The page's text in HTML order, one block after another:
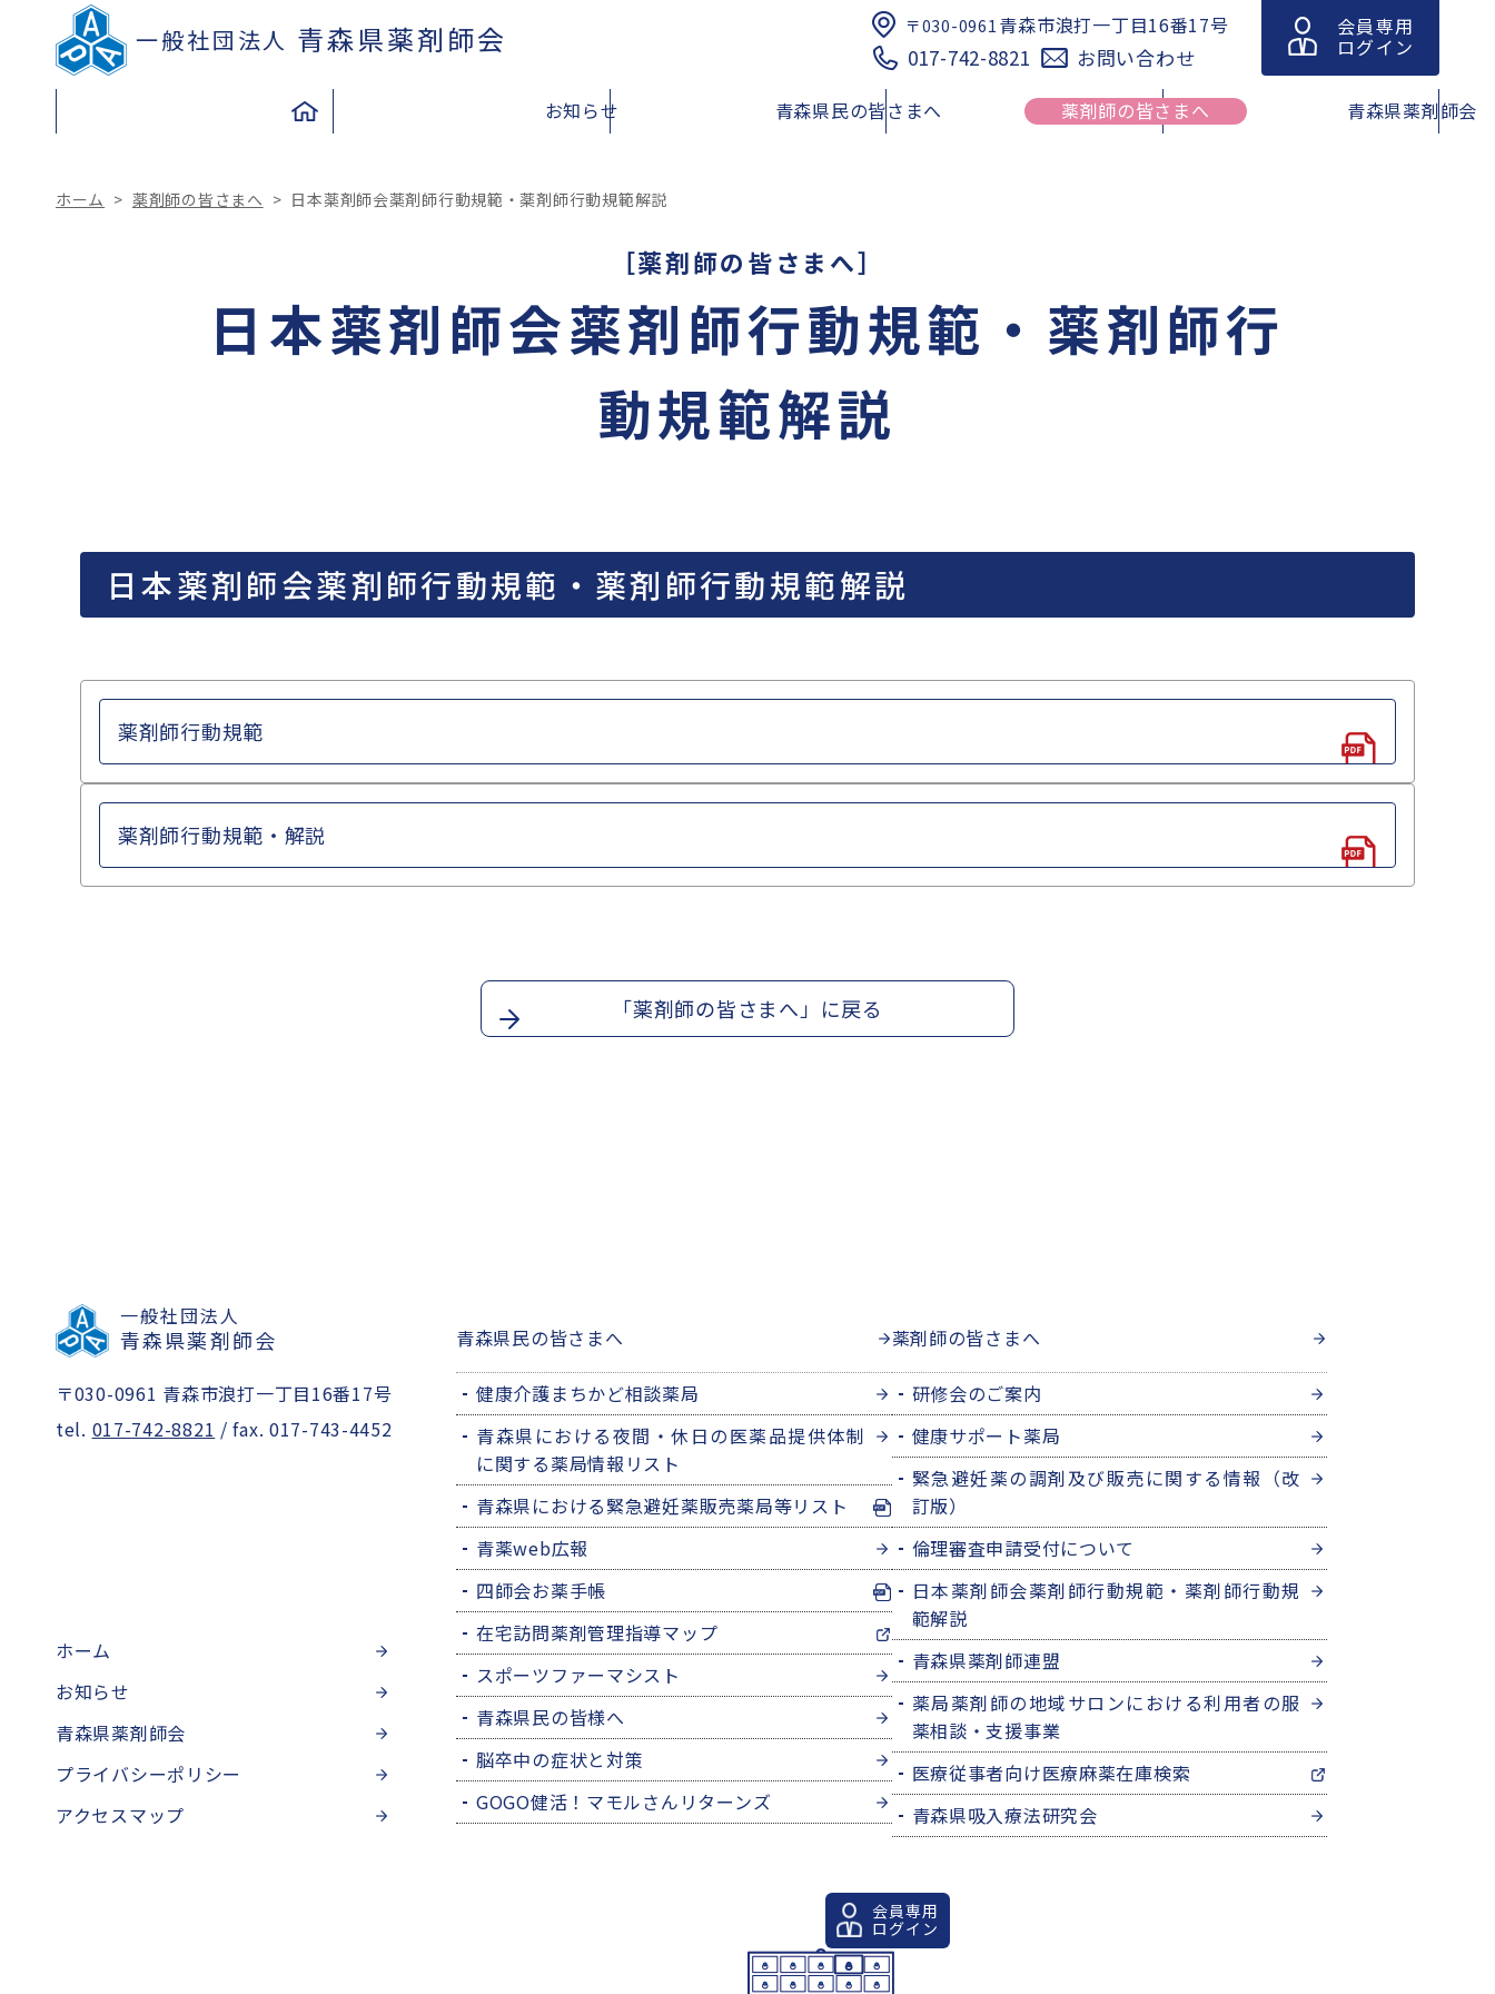
一般社団法人 青森県薬剤師会
お知らせ 青森県民の皆さまへ
TO THE PEOPLE
健康介護まちかど相談薬局
青森県における夜間・休日の医
リスト
青薬web広報 四師会お薬手帳 在宅訪問薬剤管理指導マップ
スポーツファーマシスト 青森県民の皆様へ
ズ
薬剤師の皆さまへ
TO THE PHARMACIST
健康サポート薬局
倫理審査申請受付について
日本薬剤師会薬剤師行動規範・
青森県薬剤師連盟
薬局薬剤師の地域サロンにおけ
医療従事者向け医療麻薬在庫検
青森県薬剤師会
017-742-8821 お問い合わせ
会員専用
ログイン
〒030-0961 青森市浪打一丁目16番17号
ホーム > 薬剤師の皆さまへ > 日本薬剤師会薬剤師行動規範・薬剤師行動規範解説
［薬剤師の皆さまへ］
日本薬剤師会薬剤師行動規範・薬剤師行
動規範解説
日本薬剤師会薬剤師行動規範・薬剤師行動規範解説
薬剤師行動規範
薬剤師行動規範・解説
「薬剤師の皆さまへ」に戻る
一般社団法人
青森県薬剤師会
〒030-0961 青森市浪打一丁目16番17号
tel. 017-742-8821 / fax. 017-743-4452
ホーム
お知らせ
青森県薬剤師会
プライバシーポリシー
アクセスマップ
青森県民の皆さまへ
健康介護まちかど相談薬局
青森県における夜間・休日の医薬品提供体制
に関する薬局情報リスト
青森県における緊急避妊薬販売薬局等リスト
青薬web広報
四師会お薬手帳
在宅訪問薬剤管理指導マップ
スポーツファーマシスト
青森県民の皆様へ
脳卒中の症状と対策
GOGO健活！マモルさんリターンズ
薬剤師の皆さまへ
研修会のご案内
健康サポート薬局
緊急避妊薬の調剤及び販売に関する情報（改
訂版）
倫理審査申請受付について
日本薬剤師会薬剤師行動規範・薬剤師行動規
範解説
青森県薬剤師連盟
薬局薬剤師の地域サロンにおける利用者の服
薬相談・支援事業
医療従事者向け医療麻薬在庫検索
青森県吸入療法研究会
会員専用
ログイン